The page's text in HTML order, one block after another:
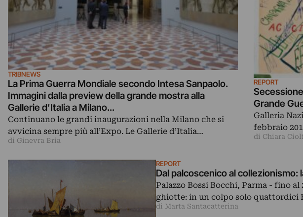
TRIBNEWS
La Prima Guerra Mondiale secondo Intesa Sanpaolo.
Immagini dalla preview della grande mostra alla
Gallerie d’Italia a Milano…
Continuano le grandi inaugurazioni nella Milano che si
avvicina sempre più all’Expo. Le Gallerie d’Italia…
di Ginevra Bria
REPORT
Grande
Galleria
febbraio
di Chiara
REPORT
Dal palcoscenico al collezionismo:
Palazzo Bossi Bocchi, Parma - fino al
ghiotte: in un colpo solo
di Marta Santacatterina